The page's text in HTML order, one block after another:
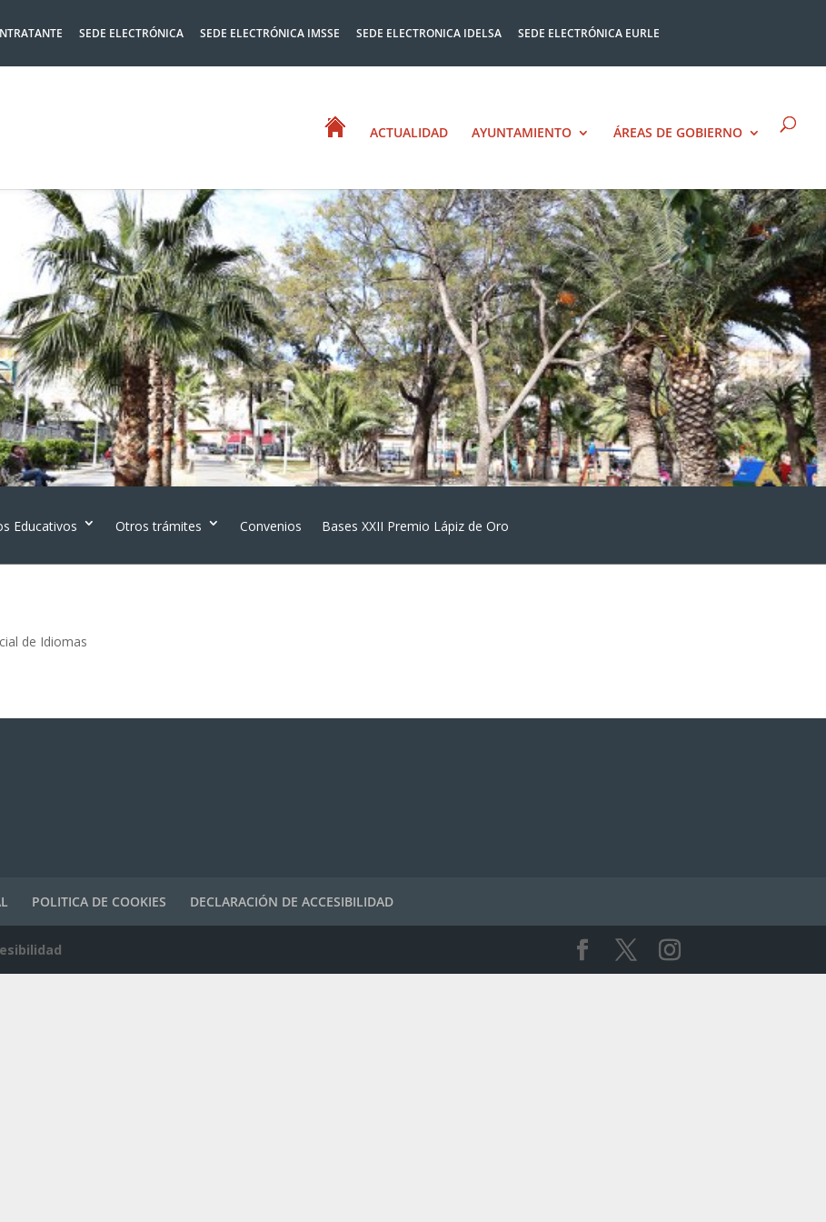
SEDE ELECTRÓNICA SEDE ELECTRÓNICA IMSSE SEDE ELECTRONICA IDELSA
SEDE ELECTRÓNICA EURLE
ACTUALIDAD AYUNTAMIENTO ÁREAS DE GOBIERNO
Educativos Otros trámites Convenios Bases XXII Premio Lápiz de Oro
de Idiomas
POLITICA DE COOKIES DECLARACIÓN DE ACCESIBILIDAD